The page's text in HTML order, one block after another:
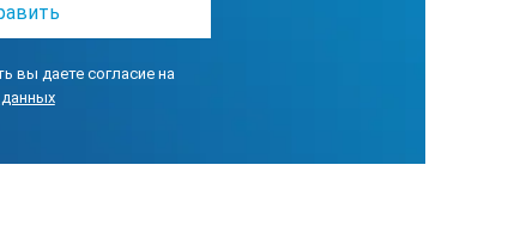
вы даете согласие на